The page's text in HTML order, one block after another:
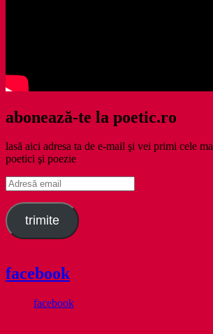
abonează-te la poetic.ro
lasă aici adresa ta de e-mail şi vei primi cele
poetici şi poezie
Adresă
email
trimite
facebook
facebook